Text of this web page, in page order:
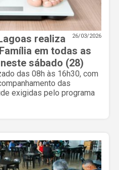
26/03/2026
realiza
em todas as
sábado (28)
das 08h às 16h30, com
das
exigidas pelo programa